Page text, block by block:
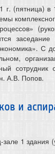
г. (пятница)
С
сотрудник
А.В. Попов.
и
1 здания